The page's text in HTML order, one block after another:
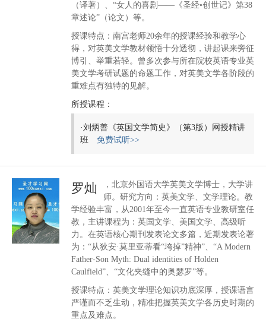
（译著）、“女人的喜剧——《圣经•创世记》第38
章述论”（论文）等。
授课特点：南宫老师20余年的授课经验和教学心
得，对英美文学教材领悟十分透彻，讲起课来旁征
博引、举重若轻。曾多次参与所在院校英语专业英
美文学考研试题的命题工作，对英美文学各阶段的
重难点有独特的见解。
所授课程：
·刘炳善《英国文学简史》（第3版）网授精讲
班 免费试听>>
罗灿
，北京外国语大学英美文学博士，大学讲
师。研究方向：英美文学、文学理论。教
学经验丰富，从2001年至今一直英语专业教研室任
教，主讲课程为：英国文学、美国文学、高级听
力。在英语核心期刊发表论文多篇，近期发表论著
为：“从狄安·莫里亚蒂看“垮掉”精神”、“A Modern
Father-Son Myth: Dual identities of Holden
Caulfield”、“文化夹缝中的奥瑟罗”等。
授课特点：英美文学理论知识功底深厚，授课语言
严谨而不乏生动，精准把握英美文学各历史时期的
重点及难点。